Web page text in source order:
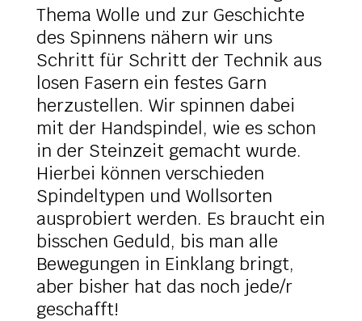
Thema Wolle und zur Geschichte
des Spinnens nähern wir uns
Schritt für Schritt der Technik aus
losen Fasern ein festes Garn
herzustellen. Wir spinnen dabei
mit der Handspindel, wie es schon
in der Steinzeit gemacht wurde.
Hierbei können verschieden
Spindeltypen und Wollsorten
ausprobiert werden. Es braucht ein
bisschen Geduld, bis man alle
Bewegungen in Einklang bringt,
aber bisher hat das noch jede/r
geschafft!